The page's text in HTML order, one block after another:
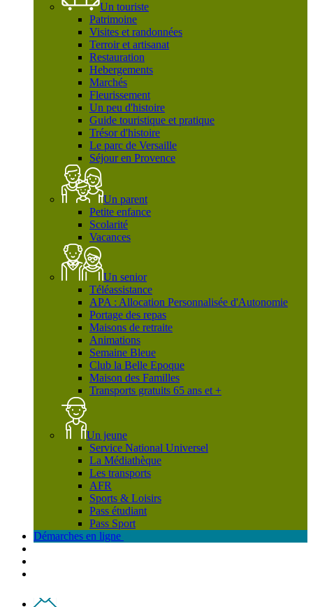
Un touriste
Patrimoine
Visites et randonnées
Terroir et artisanat
Restauration
Hebergements
Marchés
Fleurissement
Un peu d'histoire
Guide touristique et pratique
Trésor d'histoire
Le parc de Versaille
Séjour en Provence
Un parent
Petite enfance
Scolarité
Vacances
Un senior
Téléassistance
APA : Allocation Personnalisée d'Autonomie
Portage des repas
Maisons de retraite
Animations
Semaine Bleue
Club la Belle Epoque
Maison des Familles
Transports gratuits 65 ans et +
Un jeune
Service National Universel
La Médiathèque
Les transports
AFR
Sports & Loisirs
Pass étudiant
Pass Sport
Démarches en ligne
Contact